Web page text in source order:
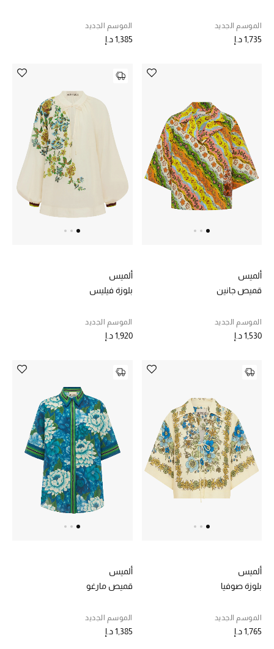
تشكيلة المناسبات للنساء
تشكيلة الأعراس
حقائب وأحذية متطابقة
هدايا للنساء
ركن الفخامة
جميع الحقائب النسائية
جميع الإكسسورات النسائية
الحقائب
الموسم الجديد
حقائب رجالية
حقائب الأطفال
أبرز المصممين
الموسم الجديد
1,735 د.إ
الموسم الجديد
1,385 د.إ
ألميس
قميص جانين
الموسم الجديد
1,530 د.إ
ألميس
بلوزة فيليس
الموسم الجديد
1,920 د.إ
ألميس
بلوزة صوفيا
الموسم الجديد
1,765 د.إ
ألميس
قميص مارغو
الموسم الجديد
1,385 د.إ